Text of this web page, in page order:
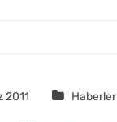
2011 Haberler